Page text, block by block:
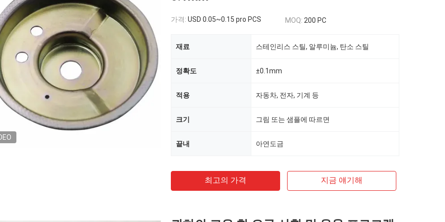
가격: USD 0.05~0.15 pro PCS MOQ: 200 PC
재료 스테인리스 스틸, 알루미늄, 탄소 스틸
정확도 ±0.1mm
적용 자동차, 전자, 기계 등
크기 그림 또는 샘플에 따르면
끝내 아연도금
최고의 가격 지금 얘기해